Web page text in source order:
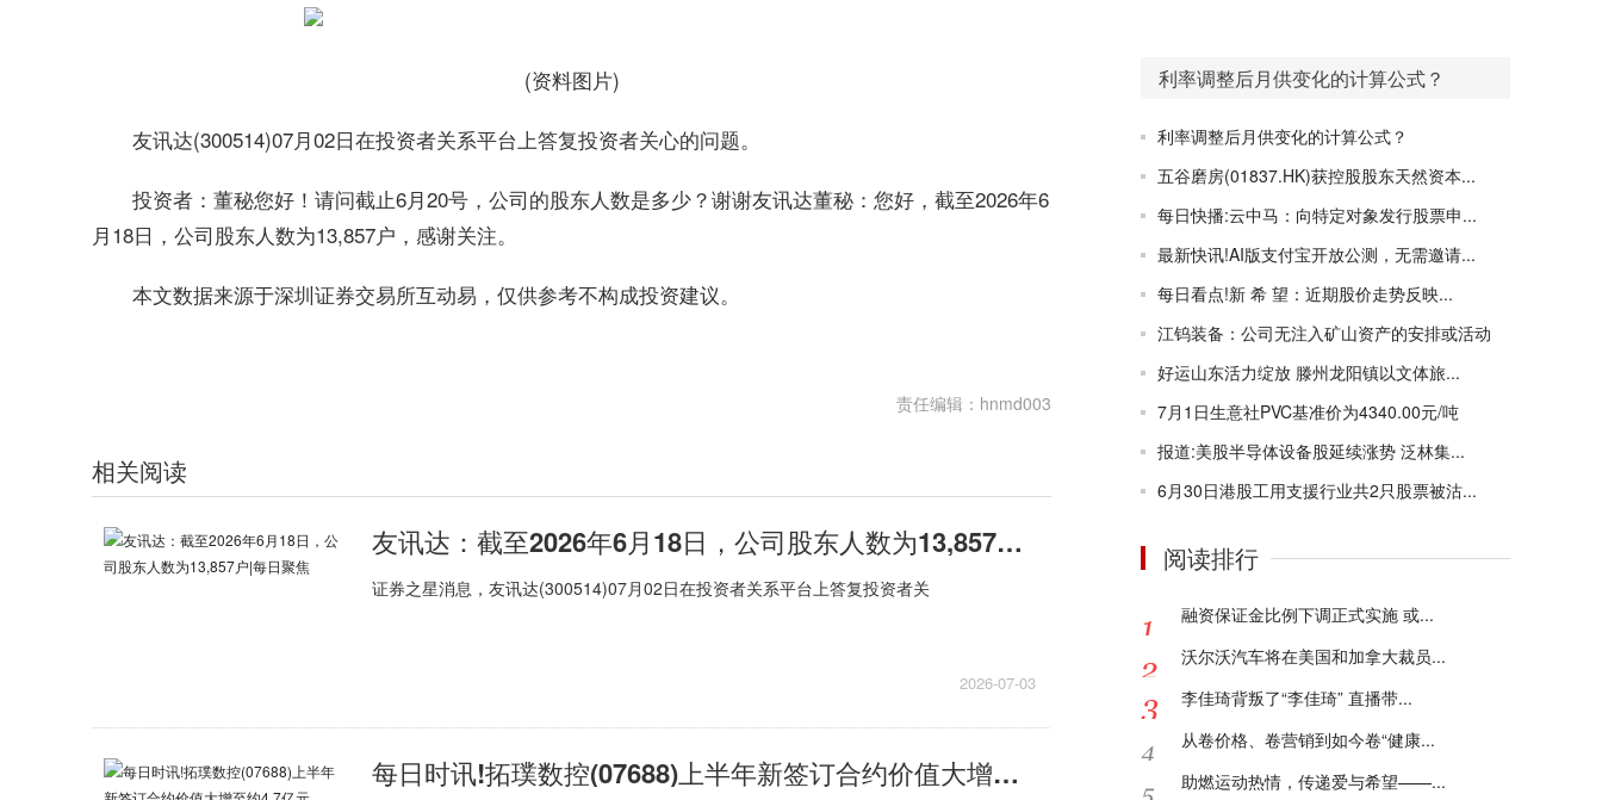
(资料图片)
友讯达(300514)07月02日在投资者关系平台上答复投资者关心的问题。
投资者：董秘您好！请问截止6月20号，公司的股东人数是多少？谢谢友讯达董秘：您好，截至2026年6
月18日，公司股东人数为13,857户，感谢关注。
本文数据来源于深圳证券交易所互动易，仅供参考不构成投资建议。
责任编辑：hnmd003
相关阅读
友讯达：截至2026年6月18日，公司股东人数为13,857户|每日聚焦
证券之星消息，友讯达(300514)07月02日在投资者关系平台上答复投资者关
2026-07-03
每日时讯!拓璞数控(07688)上半年新签订合约价值大增至约4.7亿元
利率调整后月供变化的计算公式？
利率调整后月供变化的计算公式？
五谷磨房(01837.HK)获控股股东天然资本...
每日快播:云中马：向特定对象发行股票申...
最新快讯!AI版支付宝开放公测，无需邀请...
每日看点!新 希 望：近期股价走势反映...
江钨装备：公司无注入矿山资产的安排或活动
好运山东活力绽放 滕州龙阳镇以文体旅...
7月1日生意社PVC基准价为4340.00元/吨
报道:美股半导体设备股延续涨势 泛林集...
6月30日港股工用支援行业共2只股票被沽...
阅读排行
融资保证金比例下调正式实施 或...
沃尔沃汽车将在美国和加拿大裁员...
李佳琦背叛了“李佳琦” 直播带...
从卷价格、卷营销到如今卷“健康...
助燃运动热情，传递爱与希望——...